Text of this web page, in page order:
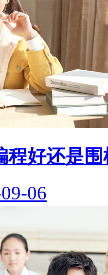
程好还是围
06